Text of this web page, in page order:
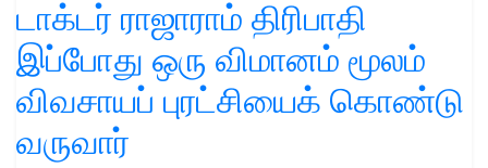
டாக்டர் ராஜாராம் திரிபாதி
இப்போது ஒரு விமானம் மூலம்
விவசாயப் புரட்சியைக் கொண்டு
வருவார்